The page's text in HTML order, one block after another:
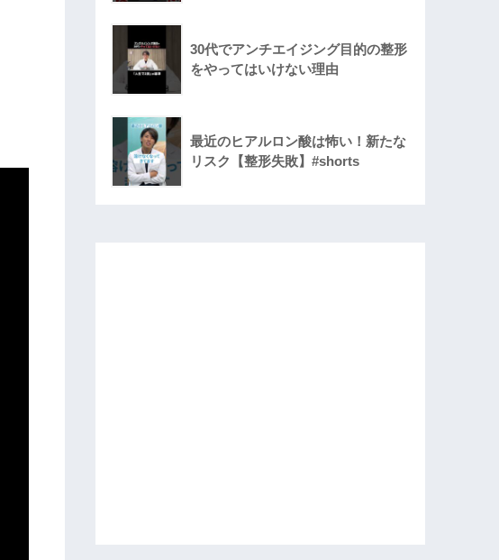
30代でアンチエイジング目的の整形
をやってはいけない理由
最近のヒアルロン酸は怖い！新たな
リスク【整形失敗】#shorts